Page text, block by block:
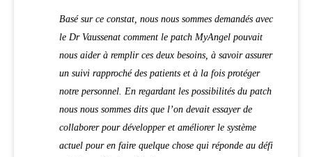
Basé sur ce constat, nous nous sommes demandés avec
le Dr Vaussenat comment le patch MyAngel pouvait
nous aider à remplir ces deux besoins, à savoir assurer
un suivi rapproché des patients et à la fois protéger
notre personnel. En regardant les possibilités du patch
nous nous sommes dits que l’on devait essayer de
collaborer pour développer et améliorer le système
actuel pour en faire quelque chose qui réponde au défi